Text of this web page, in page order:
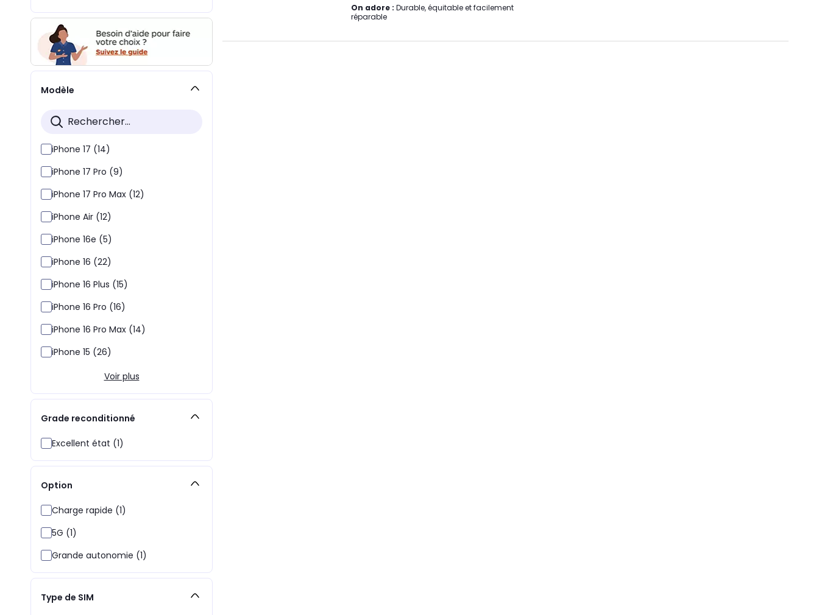
Modèle
iPhone 17 (14)
iPhone 17 Pro (9)
iPhone 17 Pro Max (12)
iPhone Air (12)
iPhone 16e (5)
iPhone 16 (22)
iPhone 16 Plus (15)
iPhone 16 Pro (16)
iPhone 16 Pro Max (14)
iPhone 15 (26)
Voir plus
Grade reconditionné
Excellent état (1)
Option
Charge rapide (1)
5G (1)
Grande autonomie (1)
Type de SIM
On adore : Durable, équitable et facilement
réparable